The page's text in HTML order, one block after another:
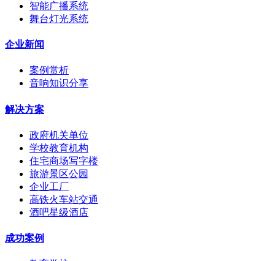
智能广播系统
舞台灯光系统
企业新闻
案例赏析
音响知识分享
解决方案
政府机关单位
学校教育机构
住宅商场写字楼
旅游景区公园
企业工厂
高铁火车站交通
酒吧星级酒店
成功案例